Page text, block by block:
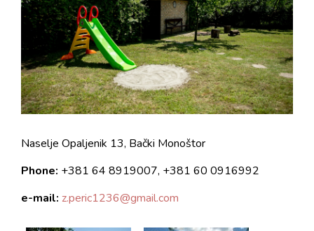
Naselje Opaljenik 13, Bački Monoštor
Phone: +381 64 8919007, +381 60 0916992
e-mail: z.peric1236@gmail.com